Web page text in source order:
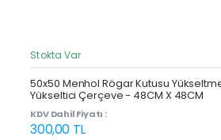
Stokta Var
50x50 Menhol Rögar Kutusu
Yükseltici Çerçeve - 48CM X 48CM
KDV Dahil Fiyatı :
300,00 TL